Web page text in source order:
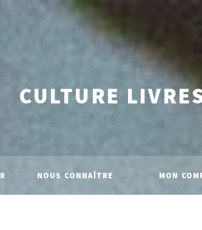
CULTURE
NOUS CONNAÎTRE MON